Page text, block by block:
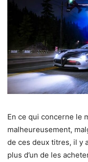
En ce qui concerne le
malheureusement,
de ces deux titres, il y
plus d’un de les